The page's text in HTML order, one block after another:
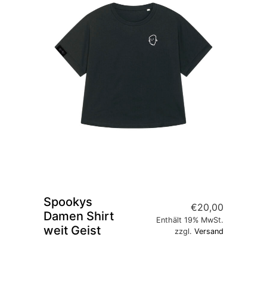
Spookys
Damen Shirt
weit Geist
€20,00
Enthält 19% MwSt.
zzgl.Versand